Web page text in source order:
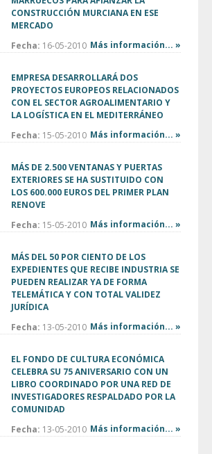
CONSTRUCCIÓN MURCIANA EN ESE
MERCADO
Fecha: 16-05-2010 Más información... »
EMPRESA DESARROLLARÁ DOS
PROYECTOS EUROPEOS RELACIONADOS
CON EL SECTOR AGROALIMENTARIO Y
LA LOGÍSTICA EN EL MEDITERRÁNEO
Fecha: 15-05-2010 Más información... »
MÁS DE 2.500 VENTANAS Y PUERTAS
EXTERIORES SE HA SUSTITUIDO CON
LOS 600.000 EUROS DEL PRIMER PLAN
RENOVE
Fecha: 15-05-2010 Más información... »
MÁS DEL 50 POR CIENTO DE LOS
EXPEDIENTES QUE RECIBE INDUSTRIA SE
PUEDEN REALIZAR YA DE FORMA
TELEMÁTICA Y CON TOTAL VALIDEZ
JURÍDICA
Fecha: 13-05-2010 Más información... »
EL FONDO DE CULTURA ECONÓMICA
CELEBRA SU 75 ANIVERSARIO CON UN
LIBRO COORDINADO POR UNA RED DE
INVESTIGADORES RESPALDADO POR LA
COMUNIDAD
Fecha: 13-05-2010 Más información... »